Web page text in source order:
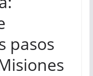
pasos